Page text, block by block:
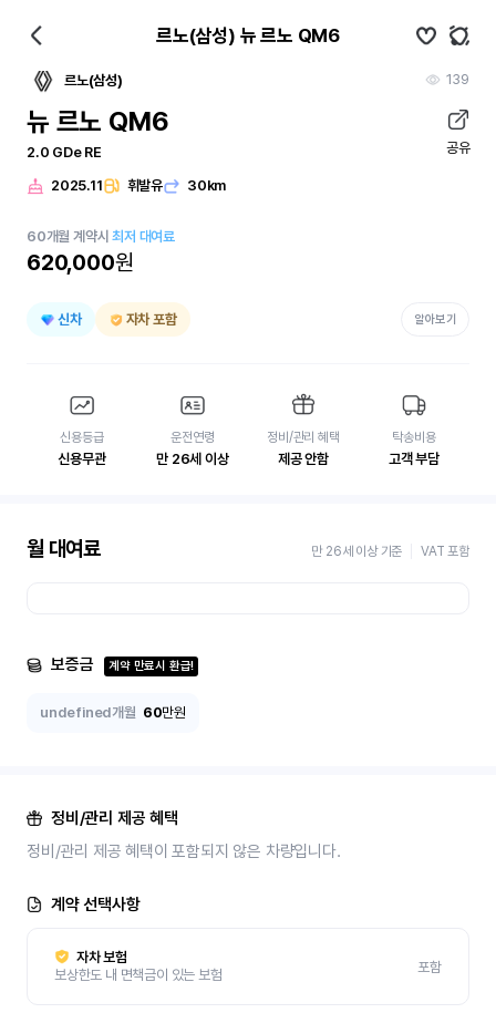
르노(삼성) 뉴 르노 QM6
르노(삼성) 139
뉴 르노 QM6
2.0 GDe RE 공유
2025.11 휘발유 30km
60개월 계약시최저 대여료
620,000원
신차 자차 포함 알아보기
신용등급
신용무관
운전연령
만 26세 이상
정비/관리 혜택
제공 안함
탁송비용
고객 부담
월 대여료 만 26세 이상 기준 VAT 포함
보증금 계약 만료시 환급!
undefined개월 60만원
정비/관리 제공 혜택
정비/관리 제공 혜택이 포함되지 않은 차량입니다.
계약 선택사항
자차 보험
보상한도 내 면책금이 있는 보험
포함